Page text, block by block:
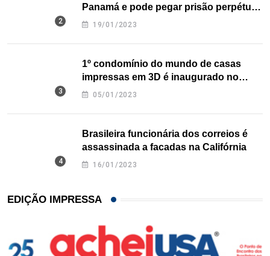
Panamá e pode pegar prisão perpétua
nos EUA
19/01/2023
1º condomínio do mundo de casas
impressas em 3D é inaugurado no
Texas
05/01/2023
Brasileira funcionária dos correios é
assassinada a facadas na Califórnia
16/01/2023
EDIÇÃO IMPRESSA